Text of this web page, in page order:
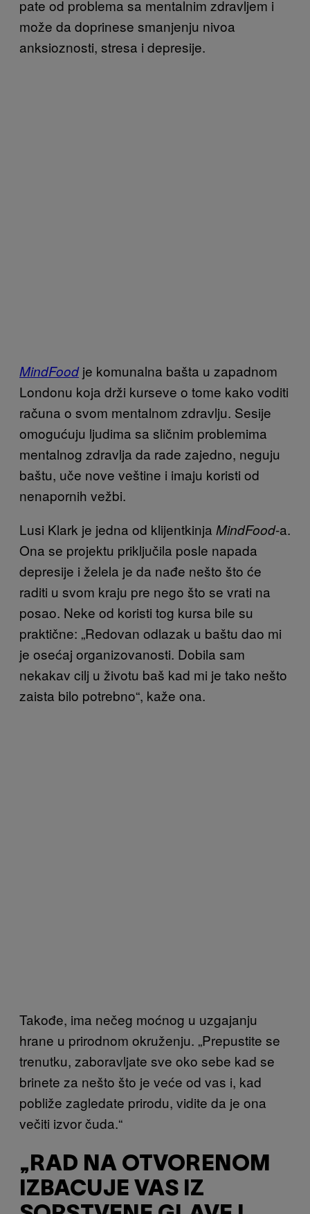
pate od problema sa mentalnim zdravljem i
može da doprinese smanjenju nivoa
anksioznosti, stresa i depresije.
MindFoodje komunalna bašta u zapadnom
Londonu koja drži kurseve o tome kako voditi
računa o svom mentalnom zdravlju. Sesije
omogućuju ljudima sa sličnim problemima
mentalnog zdravlja da rade zajedno, neguju
baštu, uče nove veštine i imaju koristi od
nenapornih vežbi.
Lusi Klark je jedna od klijentkinja MindFood-a.
Ona se projektu priključila posle napada
depresije i želela je da nađe nešto što će
raditi u svom kraju pre nego što se vrati na
posao. Neke od koristi tog kursa bile su
praktične: „Redovan odlazak u baštu dao mi
je osećaj organizovanosti. Dobila sam
nekakav cilj u životu baš kad mi je tako nešto
zaista bilo potrebno“, kaže ona.
Takođe, ima nečeg moćnog u uzgajanju
hrane u prirodnom okruženju. „Prepustite se
trenutku, zaboravljate sve oko sebe kad se
brinete za nešto što je veće od vas i, kad
pobliže zagledate prirodu, vidite da je ona
večiti izvor čuda.“
„RAD NA OTVORENOM
IZBACUJE VAS IZ